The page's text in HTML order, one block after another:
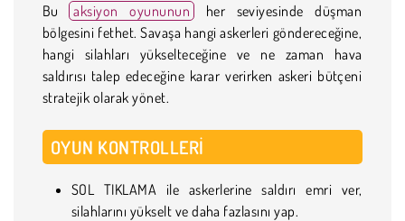
Bu aksiyon oyununun
her seviyesinde düşman
bölgesini fethet. Savaşa hangi askerleri göndereceğine,
hangi silahları yükselteceğine ve ne zaman hava
saldırısı talep edeceğine karar verirken askeri bütçeni
stratejik olarak yönet.
OYUN KONTROLLERI
SOL TIKLAMA ile askerlerine saldırı emri ver,
silahlarını yükselt ve daha fazlasını yap.